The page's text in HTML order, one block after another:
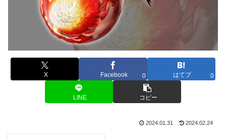
X Facebook 0 はてブ 0
LINE コピー
2024.01.31 2024.02.24